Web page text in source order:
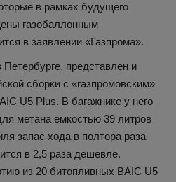
в рамках будущего
газобаллонным
в заявлении «Газпрома».
представлен и
сборки с «газпромовским»
U5 Plus. В багажнике у него
метана емкостью 39 литров
запас хода в полтора раза
в 2,5 раза дешевле.
из 20 битопливных BAIC U5